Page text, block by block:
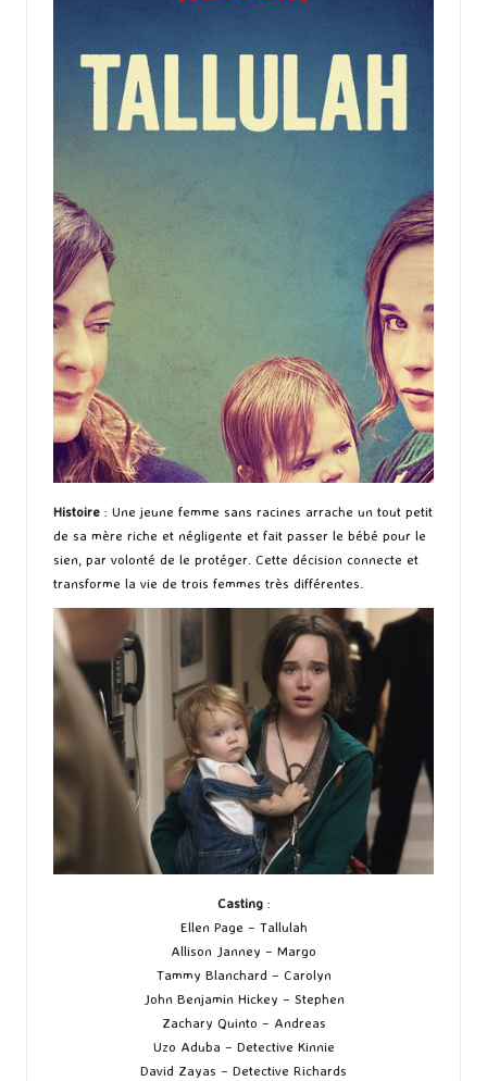
Histoire : Une jeune femme sans racines arrache un tout petit
de sa mère riche et négligente et fait passer le bébé pour le
sien, par volonté de le protéger. Cette décision connecte et
transforme la vie de trois femmes très différentes.
Casting:
Ellen Page – Tallulah
Allison Janney – Margo
Tammy Blanchard – Carolyn
John Benjamin Hickey – Stephen
Zachary Quinto – Andreas
Uzo Aduba – Detective Kinnie
David Zayas – Detective Richards